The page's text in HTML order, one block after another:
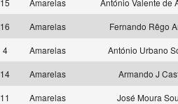
15 Amarelas
António Valente de
16 Amarelas
Fernando Rêgo
4 Amarelas
António Urbano
14 Amarelas
Armando J
11 Amarelas
José Moura